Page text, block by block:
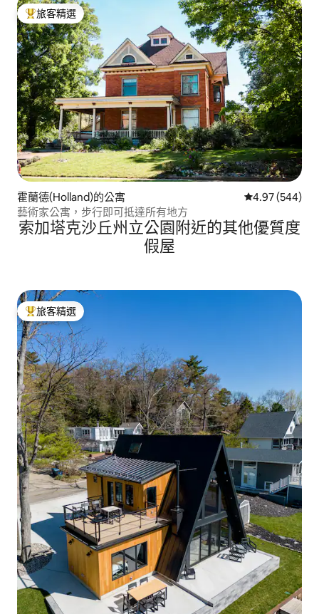
旅客精選榜首
旅客精選
霍蘭德(Holland)的公寓 從 544 則評價
4.97 (544)
藝術家公寓，步行即可抵達所有地方
索加塔克沙丘州立公園附近的其他優質度
假屋
旅客精選榜首
旅客精選